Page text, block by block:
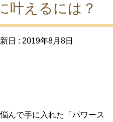
叶えるには？
日 : 2019年8月8日
んで手に入れた「パワース